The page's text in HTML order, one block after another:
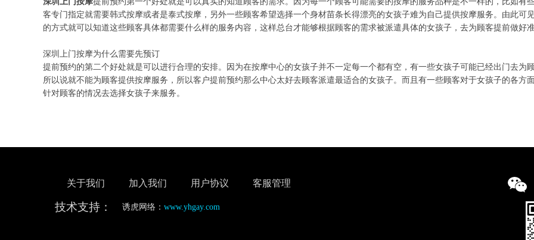
客专门指定就需要韩式按摩或者是泰式按摩，另外一些顾客希望选择一个身材苗条长得漂亮的女孩子难为自己提供按摩服务。由此可
的方式就可以知道这些顾客具体都需要什么样的服务内容，这样总台才能够根据顾客的需求被派遣具体的女孩子，去为顾客提前做好准
深圳上门按摩为什么需要先预订
提前预约的第二个好处就是可以进行合理的安排。因为在按摩中心的女孩子并不一定每一个都有空，有一些女孩子可能已经出门去为
所以说就不能为顾客提供按摩服务，所以客户提前预约那么中心太好去顾客派遣最适合的女孩子。而且有一些顾客对于女孩子的各方
针对顾客的情况去选择女孩子来服务。
关于我们 加入我们 用户协议 客服管理
技术支持： 诱虎网络： www.yhgay.com